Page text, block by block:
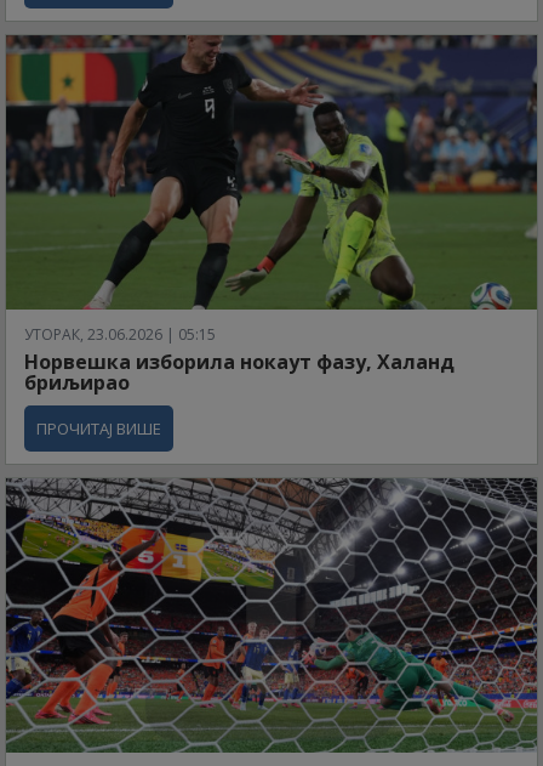
УТОРАК, 23.06.2026 | 05:15
Норвешка изборила нокаут фазу, Халанд
бриљирао
ПРОЧИТАЈ ВИШЕ